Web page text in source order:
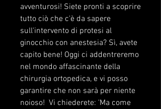
avventurosi! Siete pronti a scoprire
tutto ciò che c'è da sapere
sull'intervento di protesi al
ginocchio con anestesia? Sì, avete
capito bene! Oggi ci addentreremo
nel mondo affascinante della
chirurgia ortopedica, e vi posso
garantire che non sarà per niente
noioso!  Vi chiederete: 'Ma come